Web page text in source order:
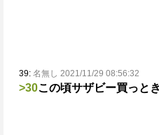
39: 名無し 2021/11/29 08:56:32
>30この頃サザビー買っと